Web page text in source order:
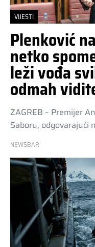
VIJESTI
Plenković
netko
leži vođa
odmah
ZAGREB – Premijer
Saboru, odgovarajući
NEWSBAR